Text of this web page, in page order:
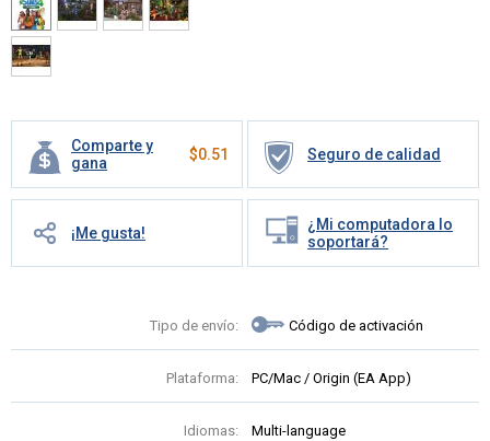
Comparte y
gana
$0.51 Seguro de calidad
¡Me gusta!
¿Mi computadora lo
soportará?
Tipo de envío: Código de activación
Plataforma: PC/Mac / Origin (EA App)
Idiomas: Multi-language